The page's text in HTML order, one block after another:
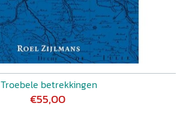
Troebele betrekkingen
€55,00